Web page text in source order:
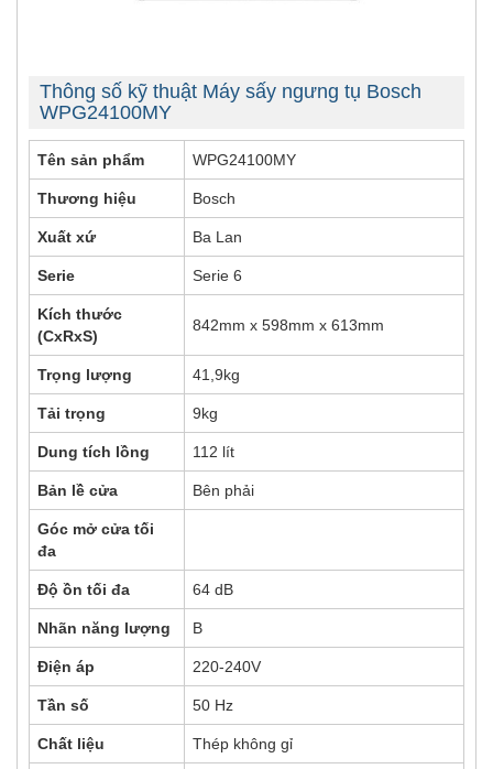
Thông số kỹ thuật Máy sấy ngưng tụ Bosch
WPG24100MY
Tên sản phẩm WPG24100MY
Thương hiệu Bosch
Xuất xứ Ba Lan
Serie Serie 6
Kích thước
(CxRxS)
842mm x 598mm x 613mm
Trọng lượng 41,9kg
Tải trọng 9kg
Dung tích lồng 112 lít
Bản lề cửa Bên phải
Góc mở cửa tối
đa
Độ ồn tối đa 64 dB
Nhãn năng lượng B
Điện áp 220-240V
Tần số 50 Hz
Chất liệu Thép không gỉ